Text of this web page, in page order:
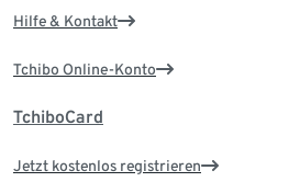
Hilfe & Kontakt
Tchibo Online-Konto
TchiboCard
Jetzt kostenlos registrieren